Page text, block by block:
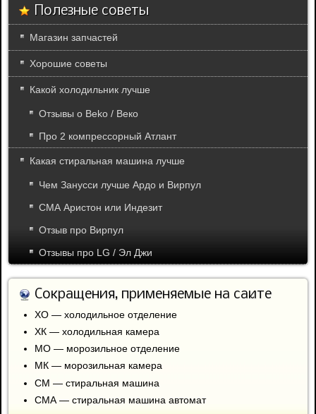
Полезные советы
Магазин запчастей
Хорошие советы
Какой холодильник лучше
Отзывы о Beko / Веко
Про 2 компрессорный Атлант
Какая стиральная машина лучше
Чем Занусси лучше Ардо и Вирпул
СМА Аристон или Индезит
Отзыв про Вирпул
Отзывы про LG / Эл Джи
Сокращения, применяемые на сайте
ХО — холодильное отделение
ХК — холодильная камера
МО — морозильное отделение
МК — морозильная камера
СМ — стиральная машина
СМА — стиральная машина автомат